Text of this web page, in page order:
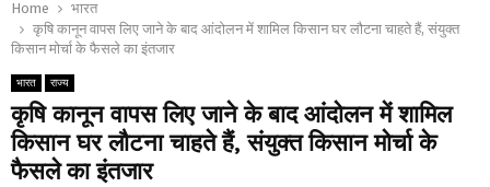
Home
भारत
कृषि कानून वापस लिए जाने के बाद आंदोलन में शामिल किसान घर लौटना चाहते हैं, संयुक्त
किसान मोर्चा के फैसले का इंतजार
भारत राज्य
कृषि कानून वापस लिए जाने के बाद आंदोलन में शामिल
किसान घर लौटना चाहते हैं, संयुक्त किसान मोर्चा के
फैसले का इंतजार